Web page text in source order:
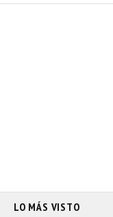
LO MÁS VISTO